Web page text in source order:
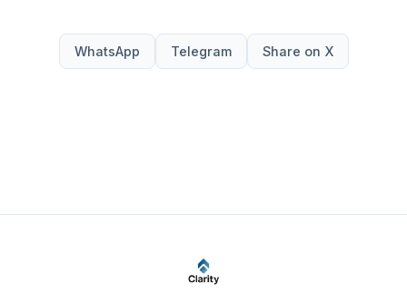
WhatsApp Telegram Share on X